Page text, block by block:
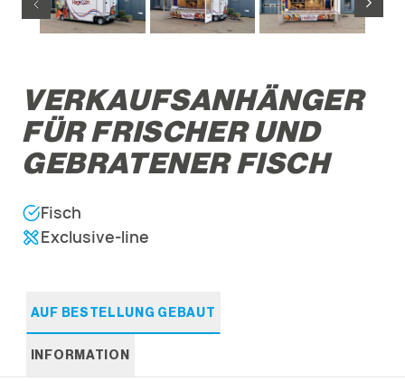
VERKAUFSANHÄNGER
FÜR FRISCHER UND
GEBRATENER FISCH
Fisch
Exclusive-line
AUF BESTELLUNG GEBAUT
INFORMATION